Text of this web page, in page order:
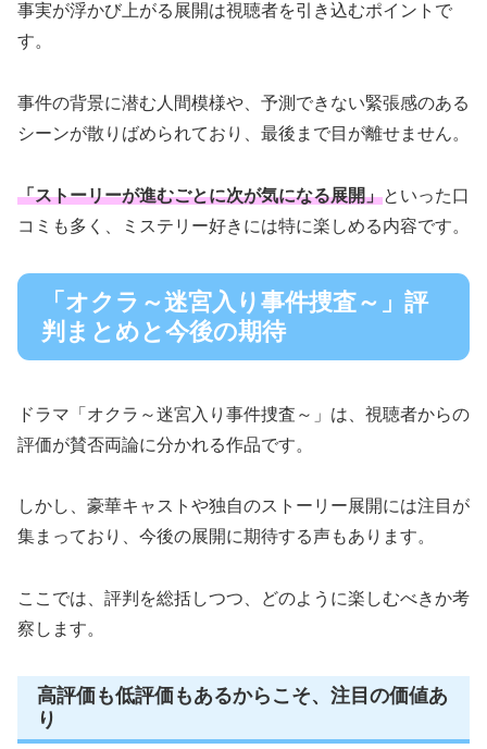
事実が浮かび上がる展開は視聴者を引き込むポイントで
す。
事件の背景に潜む人間模様や、予測できない緊張感のある
シーンが散りばめられており、最後まで目が離せません。
「ストーリーが進むごとに次が気になる展開」といった口
コミも多く、ミステリー好きには特に楽しめる内容です。
「オクラ～迷宮入り事件捜査～」評
判まとめと今後の期待
ドラマ「オクラ～迷宮入り事件捜査～」は、視聴者からの
評価が賛否両論に分かれる作品です。
しかし、豪華キャストや独自のストーリー展開には注目が
集まっており、今後の展開に期待する声もあります。
ここでは、評判を総括しつつ、どのように楽しむべきか考
察します。
高評価も低評価もあるからこそ、注目の価値あ
り